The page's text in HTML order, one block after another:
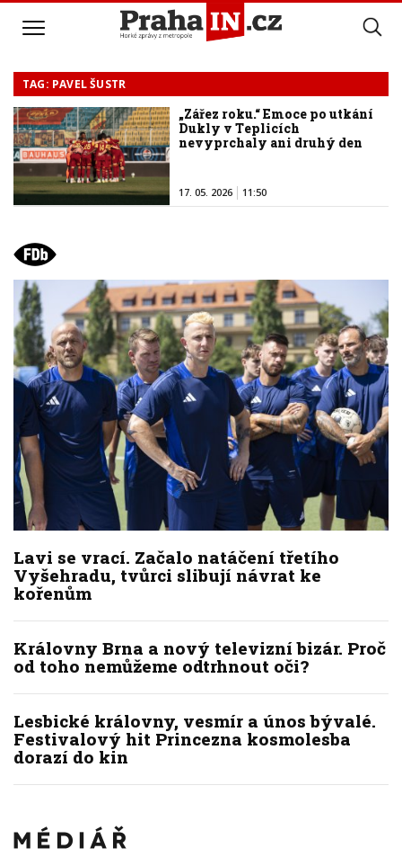
TAG: PAVEL ŠUSTR
„Zářez roku.“ Emoce po utkání
Dukly v Teplicích
nevyprchaly ani druhý den
17. 05. 2026 11:50
Lavi se vrací. Začalo natáčení třetího
Vyšehradu, tvůrci slibují návrat ke
kořenům
Královny Brna a nový televizní bizár. Proč
od toho nemůžeme odtrhnout oči?
Lesbické královny, vesmír a únos bývalé.
Festivalový hit Princezna kosmolesba
dorazí do kin